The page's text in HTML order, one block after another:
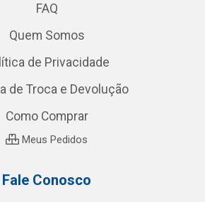
FAQ
Quem Somos
de Privacidade
de Troca e Devolução
Como Comprar
Meus Pedidos
Fale Conosco